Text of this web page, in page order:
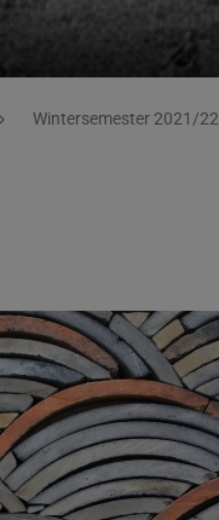
Wintersemester 2021/22